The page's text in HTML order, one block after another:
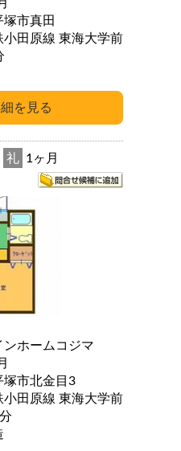
市真田
小田原線 東海大学前
礼 1ヶ月
ンホームコジマ
塚市北金目3
小田原線 東海大学前
分